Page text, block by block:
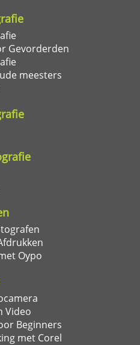
Gevorderden
meesters
Oypo
Video
Beginners
met Corel